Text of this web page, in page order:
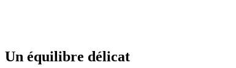
Un équilibre délicat